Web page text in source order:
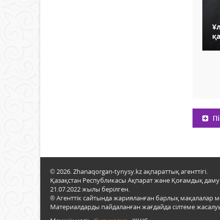
© 2026. Zhanaqorgan-tynysy.kz ақпараттық агенттігі.
Қазақстан Республикасы Ақпарат және Қоғамдық даму
21.07.2022 жылы берілген.
® Агенттік сайтында жарияланған барлық
Материалдарды пайдаланған жағдайда сілтеме